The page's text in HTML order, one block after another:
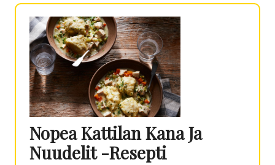
Nopea Kattilan Kana Ja
Nuudelit -resepti